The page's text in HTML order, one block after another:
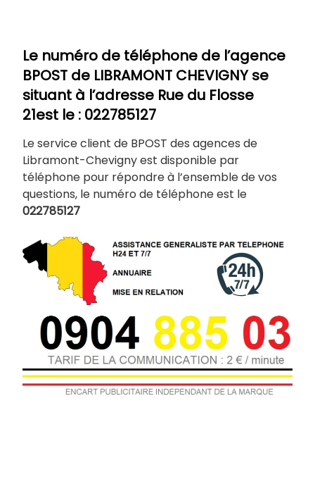
Le numéro de téléphone de l’agence
BPOST de LIBRAMONT CHEVIGNYse
situant à l’adresse Rue du Flosse
21est le : 022785127
Le service client de BPOST des agences de
Libramont-Chevigny est disponible par
téléphone pour répondre à l’ensemble de vos
questions, le numéro de téléphone est le
022785127